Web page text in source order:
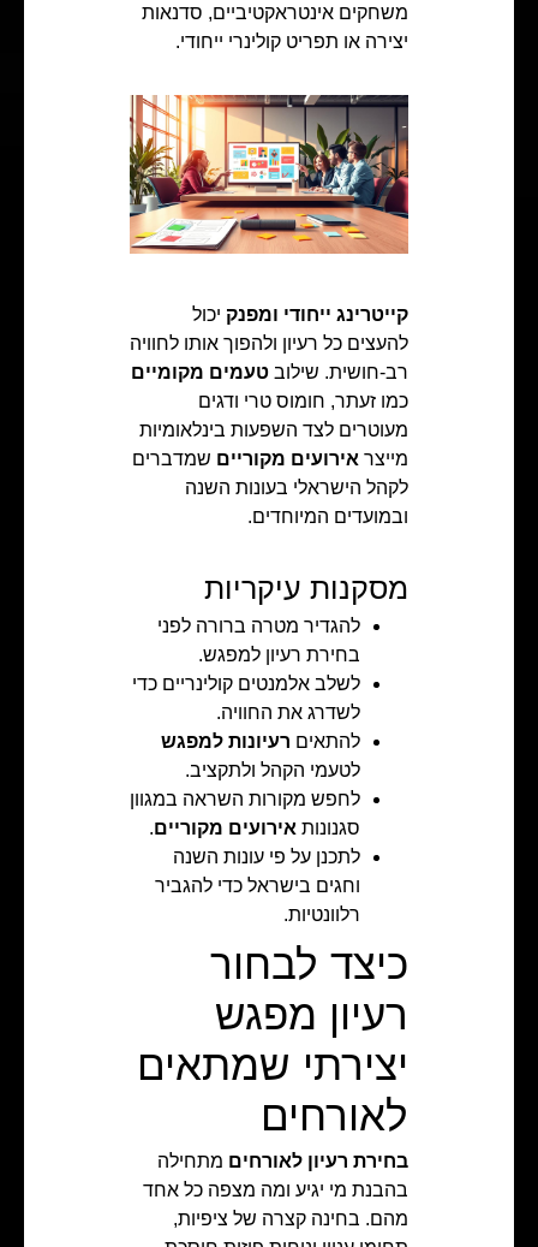
משחקים אינטראקטיביים, סדנאות
יצירה או תפריט קולינרי ייחודי.
קייטרינג ייחודי ומפנק יכול
להעצים כל רעיון ולהפוך אותו לחוויה
רב-חושית. שילוב טעמים מקומיים
כמו זעתר, חומוס טרי ודגים
מעוטרים לצד השפעות בינלאומיות
מייצר אירועים מקוריים שמדברים
לקהל הישראלי בעונות השנה
ובמועדים המיוחדים.
מסקנות עיקריות
להגדיר מטרה ברורה לפני
בחירת רעיון למפגש.
לשלב אלמנטים קולינריים כדי
לשדרג את החוויה.
להתאים רעיונות למפגש
לטעמי הקהל ולתקציב.
לחפש מקורות השראה במגוון
סגנונות אירועים מקוריים.
לתכנן על פי עונות השנה
וחגים בישראל כדי להגביר
רלוונטיות.
כיצד לבחור
רעיון מפגש
יצירתי שמתאים
לאורחים
בחירת רעיון לאורחים מתחילה
בהבנת מי יגיע ומה מצפה כל אחד
מהם. בחינה קצרה של ציפיות,